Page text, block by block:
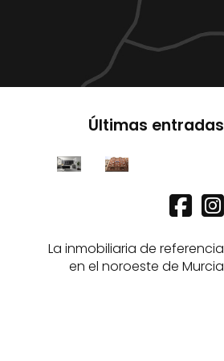
Últimas entradas
La inmobiliaria de referencia
en el noroeste de Murcia